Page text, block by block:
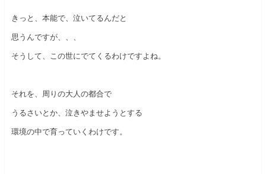
きっと、本能で、泣いてるんだと
思うんですが、、、
そうして、この世にでてくるわけですよね。
それを、周りの大人の都合で
うるさいとか、泣きやませようとする
環境の中で育っていくわけです。